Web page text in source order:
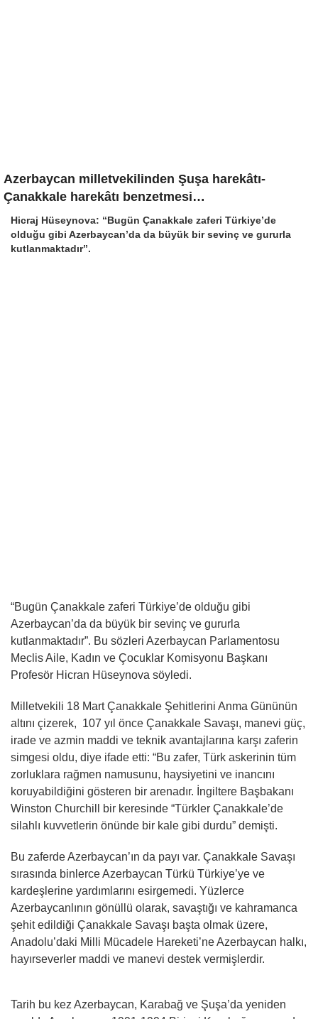
Azerbaycan milletvekilinden Şuşa harekâtı-
Çanakkale harekâtı benzetmesi…
Hicraj Hüseynova: “Bugün Çanakkale zaferi Türkiye’de
olduğu gibi Azerbaycan’da da büyük bir sevinç ve gururla
kutlanmaktadır”.
“Bugün Çanakkale zaferi Türkiye’de olduğu gibi
Azerbaycan’da da büyük bir sevinç ve gururla
kutlanmaktadır”. Bu sözleri Azerbaycan Parlamentosu
Meclis Aile, Kadın ve Çocuklar Komisyonu Başkanı
Profesör Hicran Hüseynova söyledi.
Milletvekili 18 Mart Çanakkale Şehitlerini Anma Gününün
altını çizerek, 107 yıl önce Çanakkale Savaşı, manevi güç,
irade ve azmin maddi ve teknik avantajlarına karşı zaferin
simgesi oldu, diye ifade etti: “Bu zafer, Türk askerinin tüm
zorluklara rağmen namusunu, haysiyetini ve inancını
koruyabildiğini gösteren bir arenadır. İngiltere Başbakanı
Winston Churchill bir keresinde “Türkler Çanakkale’de
silahlı kuvvetlerin önünde bir kale gibi durdu” demişti.
Bu zaferde Azerbaycan’ın da payı var. Çanakkale Savaşı
sırasında binlerce Azerbaycan Türkü Türkiye’ye ve
kardeşlerine yardımlarını esirgemedi. Yüzlerce
Azerbaycanlının gönüllü olarak, savaştığı ve kahramanca
şehit edildiği Çanakkale Savaşı başta olmak üzere,
Anadolu’daki Milli Mücadele Hareketi’ne Azerbaycan halkı,
hayırseverler maddi ve manevi destek vermişlerdir.
Tarih bu kez Azerbaycan, Karabağ ve Şuşa’da yeniden